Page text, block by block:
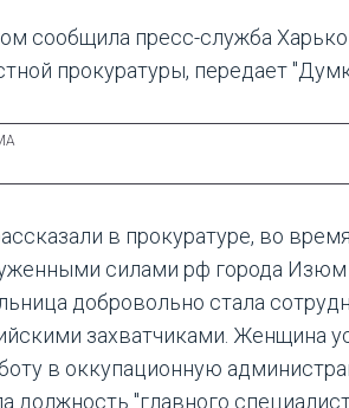
сообщила пресс-служба
прокуратуры, передает
в прокуратуре, во
силами рф города Изюм
добровольно стала
захватчиками. Женщина
в оккупационную
должность "главного